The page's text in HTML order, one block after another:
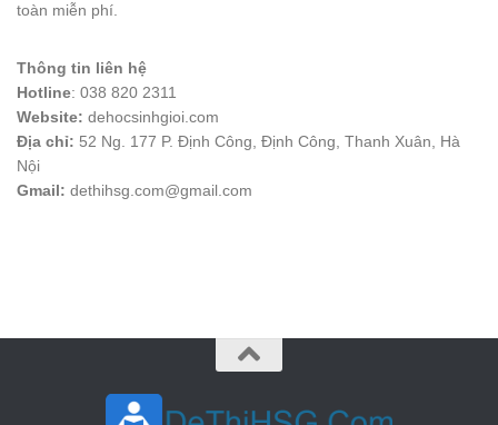
toàn miễn phí.
Thông tin liên hệ
Hotline: 038 820 2311
Website: dehocsinhgioi.com
Địa chỉ: 52 Ng. 177 P. Định Công, Định Công, Thanh Xuân, Hà
Nội
Gmail: dethihsg.com@gmail.com